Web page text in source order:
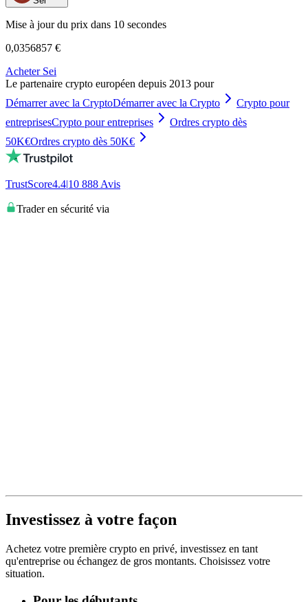
Mise à jour du prix dans 10 secondes
0,0356857 €
Acheter Sei
Le partenaire crypto européen depuis 2013 pour
Démarrer avec la CryptoDémarrer avec la Crypto
Crypto pour
entreprisesCrypto pour entreprises
Ordres crypto dès
50K€Ordres crypto dès 50K€
TrustScore4.4|10 888 Avis
Trader en sécurité via
Investissez à votre façon
Achetez votre première crypto en privé, investissez en tant
qu'entreprise ou échangez de gros montants. Choisissez votre
situation.